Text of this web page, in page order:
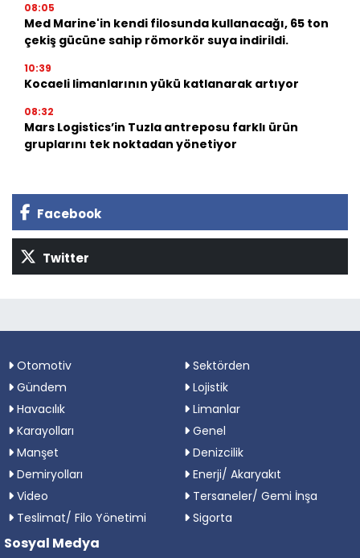
08:05
Med Marine'in kendi filosunda kullanacağı, 65 ton
çekiş gücüne sahip römorkör suya indirildi.
10:39
Kocaeli limanlarının yükü katlanarak artıyor
08:32
Mars Logistics’in Tuzla antreposu farklı ürün
gruplarını tek noktadan yönetiyor
Facebook
Twitter
Otomotiv
Sektörden
Gündem
Lojistik
Havacılık
Limanlar
Karayolları
Genel
Manşet
Denizcilik
Demiryolları
Enerji/ Akaryakıt
Video
Tersaneler/ Gemi İnşa
Teslimat/ Filo Yönetimi
Sigorta
Sosyal Medya